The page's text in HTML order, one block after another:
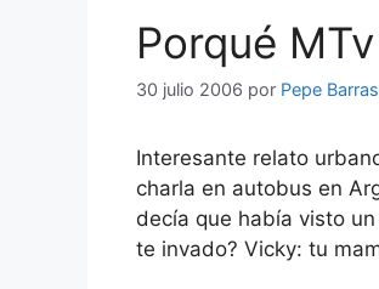
Porqué
30 julio 2006 por Pepe
Interesante relato
charla en autobus en
decía que había visto
te invado? Vicky: tu